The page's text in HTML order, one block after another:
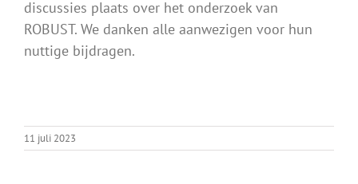
discussies plaats over het onderzoek van
ROBUST. We danken alle aanwezigen voor hun
nuttige bijdragen.
11 juli 2023